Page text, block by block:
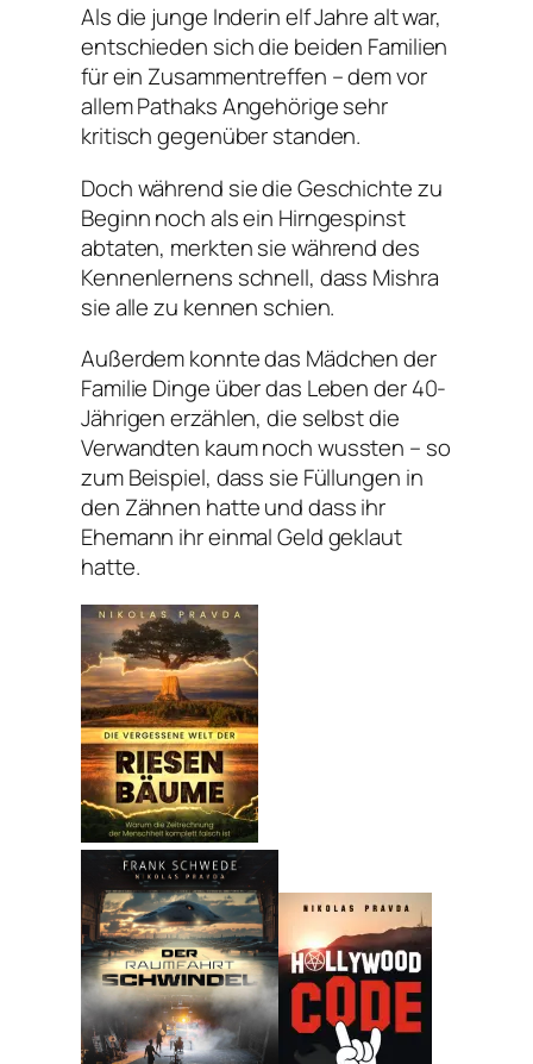
Als die junge Inderin elf Jahre alt war,
entschieden sich die beiden Familien
für ein Zusammentreffen – dem vor
allem Pathaks Angehörige sehr
kritisch gegenüber standen.
Doch während sie die Geschichte zu
Beginn noch als ein Hirngespinst
abtaten, merkten sie während des
Kennenlernens schnell, dass Mishra
sie alle zu kennen schien.
Außerdem konnte das Mädchen der
Familie Dinge über das Leben der 40-
Jährigen erzählen, die selbst die
Verwandten kaum noch wussten – so
zum Beispiel, dass sie Füllungen in
den Zähnen hatte und dass ihr
Ehemann ihr einmal Geld geklaut
hatte.